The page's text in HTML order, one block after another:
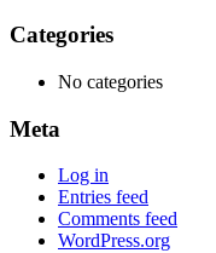
Categories
No categories
Meta
Log in
Entries feed
Comments feed
WordPress.org